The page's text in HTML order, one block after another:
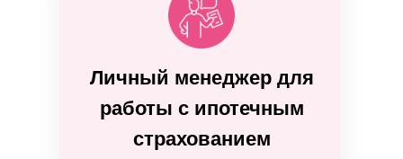
Личный менеджер для
работы с ипотечным
страхованием